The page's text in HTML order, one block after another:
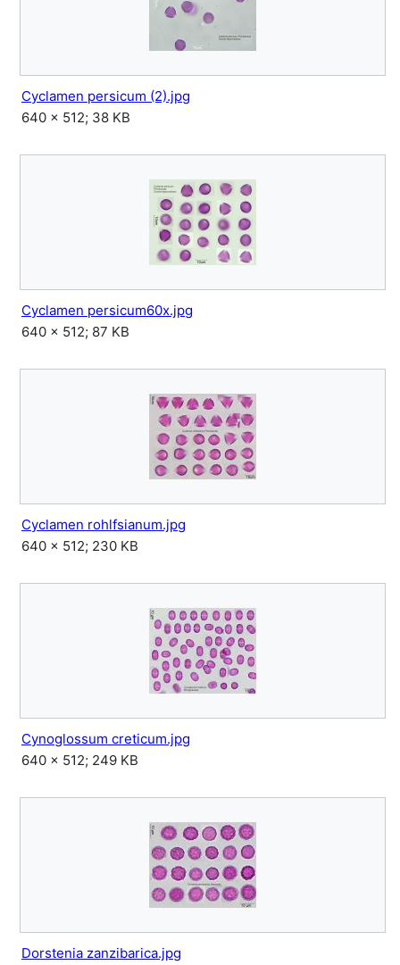
Cyclamen persicum (2).jpg
640 × 512; 38 KB
Cyclamen persicum60x.jpg
640 × 512; 87 KB
Cyclamen rohlfsianum.jpg
640 × 512; 230 KB
Cynoglossum creticum.jpg
640 × 512; 249 KB
Dorstenia zanzibarica.jpg